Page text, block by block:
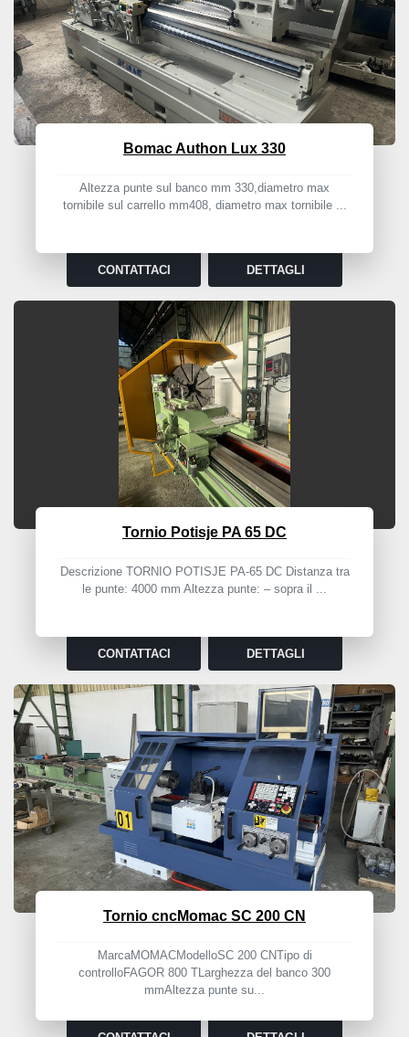
Bomac Authon Lux 330
Altezza punte sul banco mm 330,diametro max
tornibile sul carrello mm408, diametro max tornibile ...
CONTATTACI DETTAGLI
Tornio Potisje PA 65 DC
Descrizione TORNIO POTISJE PA-65 DC Distanza tra
le punte: 4000 mm Altezza punte: – sopra il ...
CONTATTACI DETTAGLI
Tornio cncMomac SC 200 CN
MarcaMOMACModelloSC 200 CNTipo di
controlloFAGOR 800 TLarghezza del banco 300
mmAltezza punte su...